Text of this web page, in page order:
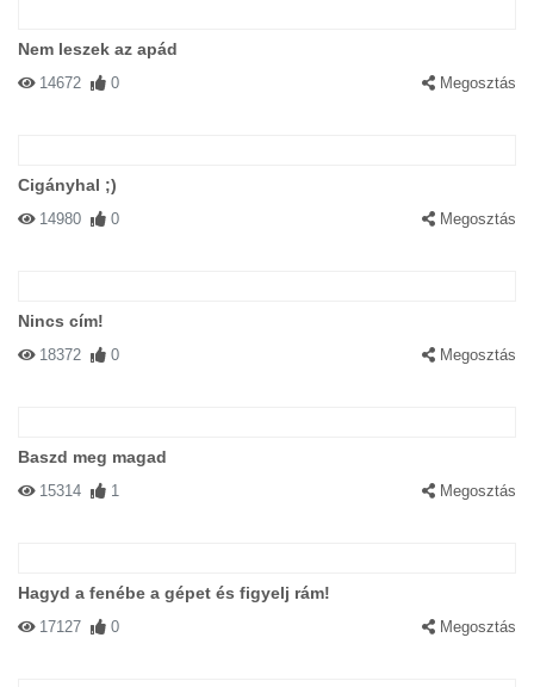
Nem leszek az apád
14672 0 Megosztás
Cigányhal ;)
14980 0 Megosztás
Nincs cím!
18372 0 Megosztás
Baszd meg magad
15314 1 Megosztás
Hagyd a fenébe a gépet és figyelj rám!
17127 0 Megosztás